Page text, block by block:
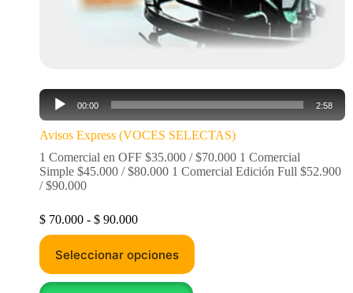
Reproductor
audio
00:00 2:58
Avisos Express (VOCES SELECTAS)
1 Comercial en OFF $35.000 / $70.000 1 Comercial
Simple $45.000 / $80.000 1 Comercial Edición Full $52.900
/ $90.000
$ 70.000 - $ 90.000
Seleccionar opciones